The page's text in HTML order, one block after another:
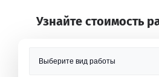
Узнайте стоимость